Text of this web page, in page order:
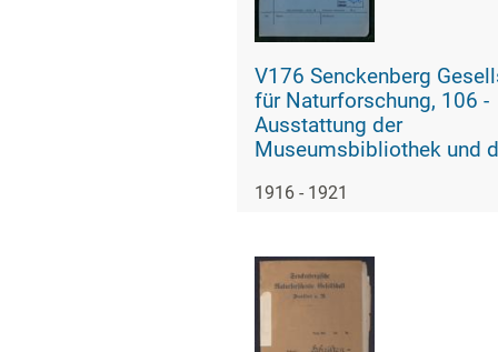
V176 Senckenberg
für Naturforschung, 106 -
Ausstattung der
Museumsbibliothek und
1916 - 1921